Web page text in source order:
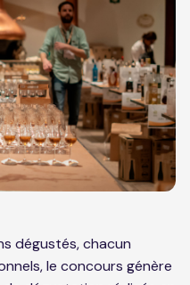
dégustés, chacun
le concours génère